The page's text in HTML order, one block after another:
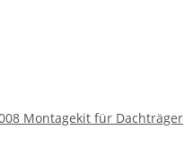
Montagekit für Dachträger